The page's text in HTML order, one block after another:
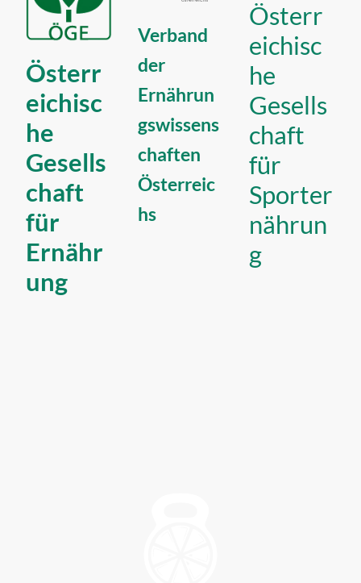
Österr
eichisc
he
Gesells
chaft
für
Ernähr
ung
Verband
der
Ernährun
gswissens
chaften
Österreic
hs
Österr
eichisc
he
Gesells
chaft
für
Sporter
nährun
g